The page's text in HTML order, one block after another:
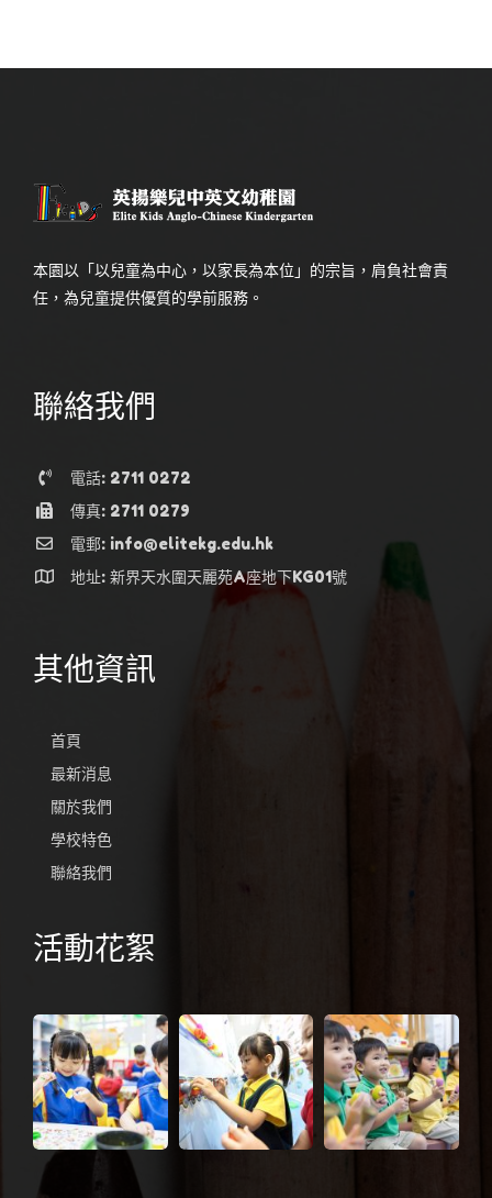
本園以「以兒童為中心，以家長為本位」的宗旨，肩負社會責
任，為兒童提供優質的學前服務。
聯絡我們
電話: 2711 0272
傳真: 2711 0279
電郵: info@elitekg.edu.hk
地址: 新界天水圍天麗苑A座地下KG01號
其他資訊
首頁
最新消息
關於我們
學校特色
聯絡我們
活動花絮